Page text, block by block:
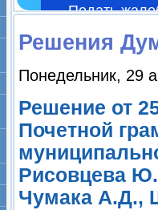
Подать
Решения
Понедельник, 29
Решение от
Почетной
Рисовцева
Чумака А.Д.,